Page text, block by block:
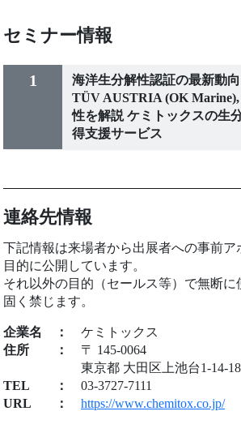
セミナー情報
1
海洋生分解性認証の最新動
TÜV AUSTRIA (OK
性を解説 ケミトックスの生
得支援サービス
連絡先情報
下記情報は来場者から出展者への事前ア
目的に公開しています。
それ以外の目的（セールス等）で無断に
固く禁じます。
企業名 ： ケミトックス
住所
： 〒 145-0064
東京都 大田区上池台1-14-18
TEL
： 03-3727-7111
URL
： https://www.chemitox.co.jp/